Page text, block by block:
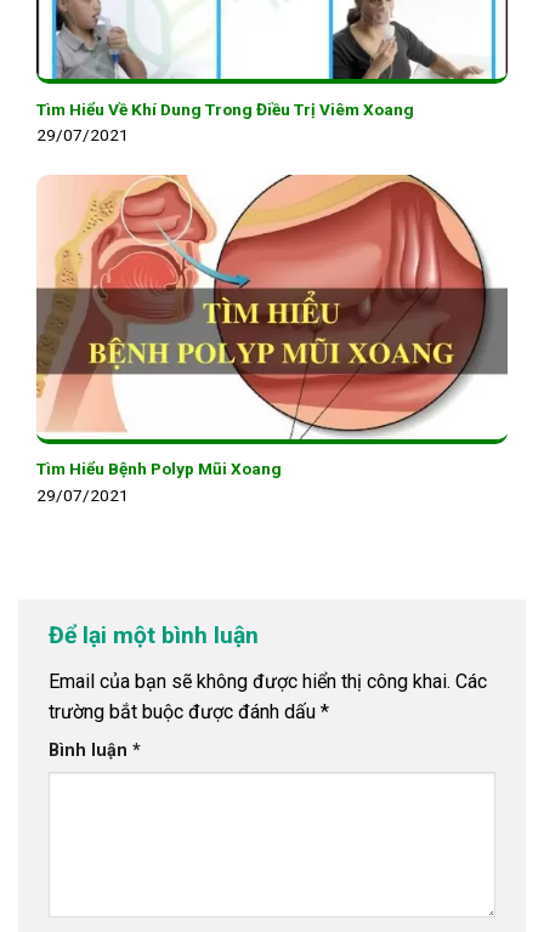
Tìm Hiểu Về Khí Dung Trong Điều Trị Viêm Xoang
29/07/2021
Tìm Hiểu Bệnh Polyp Mũi Xoang
29/07/2021
Để lại một bình luận
Email của bạn sẽ không được hiển thị công khai. Các
trường bắt buộc được đánh dấu *
Bình luận *